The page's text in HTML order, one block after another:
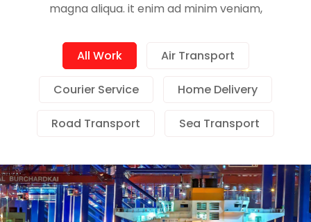
magna aliqua. it enim ad minim veniam,
All Work Air Transport
Courier Service Home Delivery
Road Transport Sea Transport
Demo Media Title 1